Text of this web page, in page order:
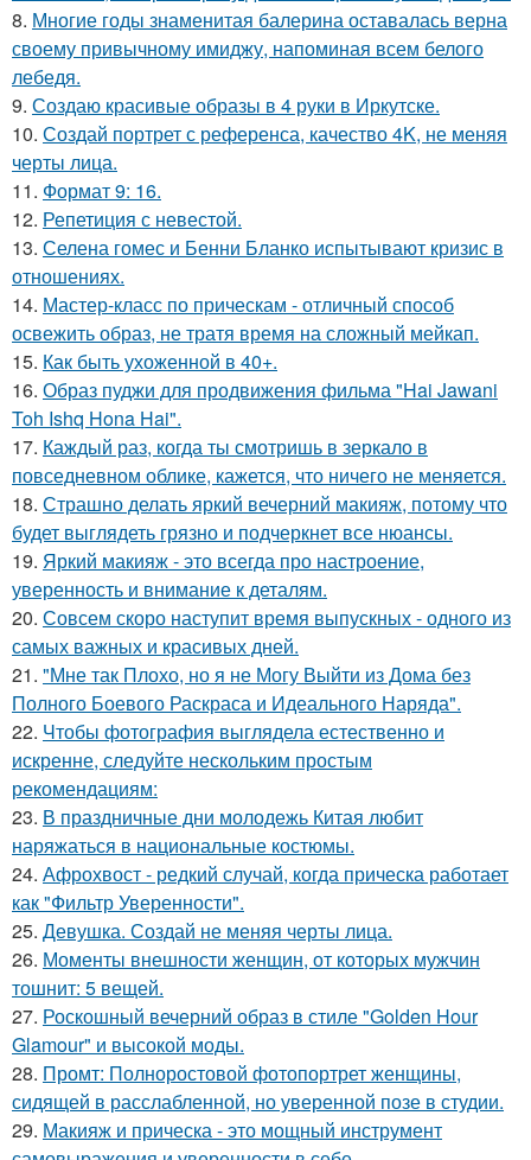
8. Многие годы знаменитая балерина оставалась верна
своему привычному имиджу, напоминая всем белого
лебедя.
9. Создаю красивые образы в 4 руки в Иркутске.
10. Создай портрет с референса, качество 4K, не меняя
черты лица.
11. Формат 9: 16.
12. Репетиция с невестой.
13. Селена гомес и Бенни Бланко испытывают кризис в
отношениях.
14. Мастер-класс по прическам - отличный способ
освежить образ, не тратя время на сложный мейкап.
15. Как быть ухоженной в 40+.
16. Образ пуджи для продвижения фильма "Hai Jawani
Toh Ishq Hona Hai".
17. Каждый раз, когда ты смотришь в зеркало в
повседневном облике, кажется, что ничего не меняется.
18. Страшно делать яркий вечерний макияж, потому что
будет выглядеть грязно и подчеркнет все нюансы.
19. Яркий макияж - это всегда про настроение,
уверенность и внимание к деталям.
20. Совсем скоро наступит время выпускных - одного из
самых важных и красивых дней.
21. "Мне так Плохо, но я не Могу Выйти из Дома без
Полного Боевого Раскраса и Идеального Наряда".
22. Чтобы фотография выглядела естественно и
искренне, следуйте нескольким простым
рекомендациям:
23. В праздничные дни молодежь Китая любит
наряжаться в национальные костюмы.
24. Афрохвост - редкий случай, когда прическа работает
как "Фильтр Уверенности".
25. Девушка. Создай не меняя черты лица.
26. Моменты внешности женщин, от которых мужчин
тошнит: 5 вещей.
27. Роскошный вечерний образ в стиле "Golden Hour
Glamour" и высокой моды.
28. Промт: Полноростовой фотопортрет женщины,
сидящей в расслабленной, но уверенной позе в студии.
29. Макияж и прическа - это мощный инструмент